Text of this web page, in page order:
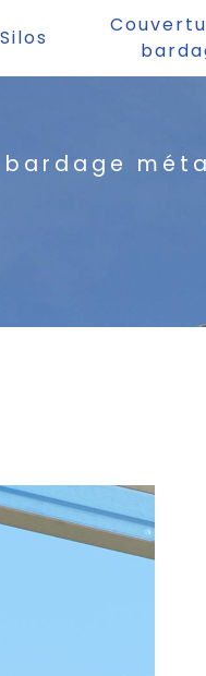
Silos
bardage